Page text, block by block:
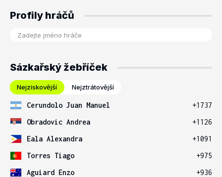
Profily hráčů
Sázkařský žebříček
Nejziskovější Nejztrátovější
Cerundolo Juan Manuel
+1737
Obradovic Andrea
+1126
Eala Alexandra
+1091
Torres Tiago
+975
Aguiard Enzo
+936